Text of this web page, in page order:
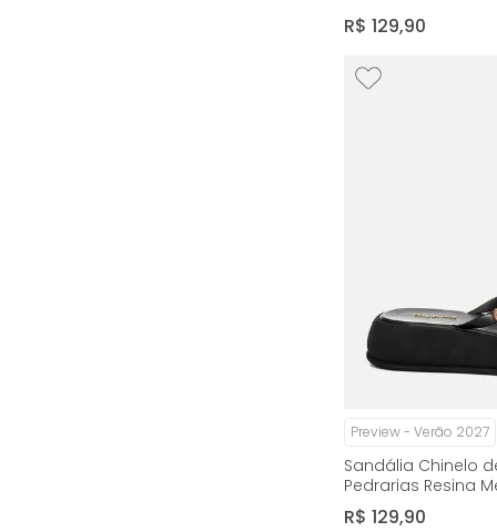
Milano Cafe 14986
R$ 129,90
Preview - Verão 2027
Sandália Chinelo
Pedrarias Resina
Milano Preto 14986
R$ 129,90